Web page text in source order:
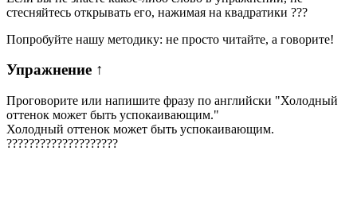
стесняйтесь открывать его, нажимая на квадратики ???
Попробуйте нашу методику: не просто читайте, а говорите!
Упражнение ↑
Проговорите или напишите фразу по английски "Холодный
оттенок может быть успокаивающим."
Холодный оттенок может быть успокаивающим.
????????????????????